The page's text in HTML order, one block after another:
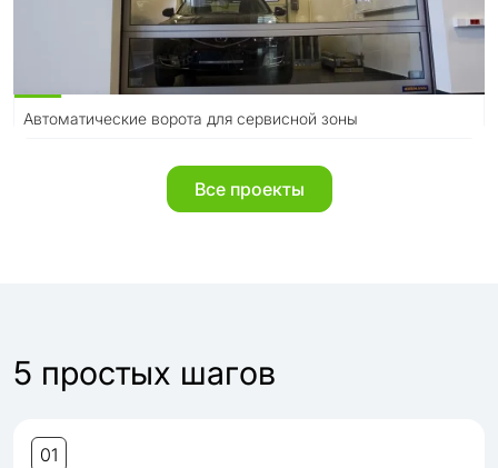
Автоматические ворота для сервисной зоны
Все проекты
5 простых шагов
01